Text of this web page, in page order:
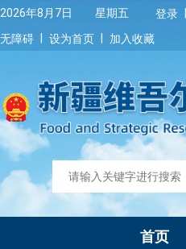
2026年8月7日 星期五 登录
无障碍
设为首页 加入收藏
首页